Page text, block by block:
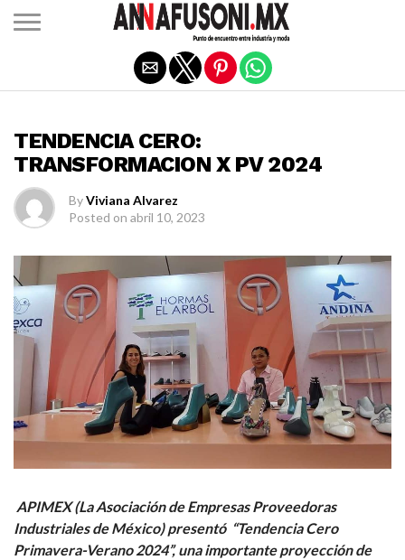
TENDENCIA CERO:
TRANSFORMACION X PV 2024
ByViviana Alvarez
Posted on abril 10, 2023
APIMEX (La Asociación de Empresas Proveedoras
Industriales de México) presentó “Tendencia Cero
Primavera-Verano 2024”, una importante proyección de
Salir de la versión móvil